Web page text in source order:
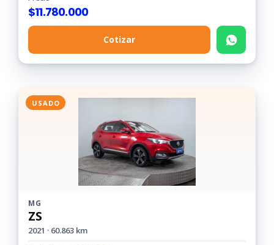
$11.780.000
Cotizar
USADO
MG
ZS
2021 · 60.863 km